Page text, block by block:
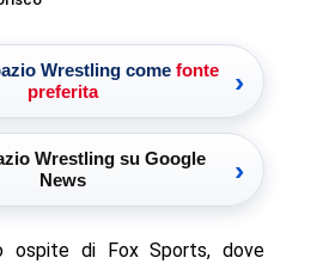
Wrestling come fonte
preferita
›
Wrestling su Google
News
›
di Fox Sports, dove